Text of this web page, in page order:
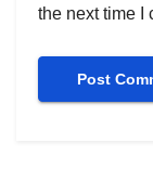
the next time I